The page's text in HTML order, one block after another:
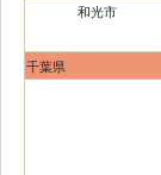
和光市
千葉県